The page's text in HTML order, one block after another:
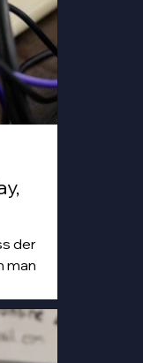
der
man
unter